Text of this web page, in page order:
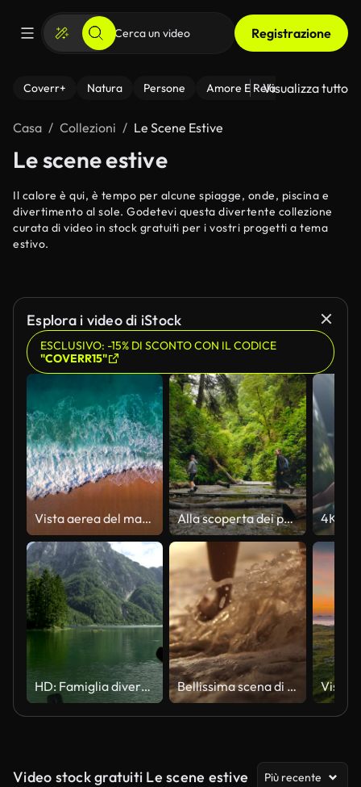
Registrazione
Coverr+ Natura Persone Amore E Relazioni Il
Visualizza tutto
Casa Collezioni Le Scene Estive
Le scene estive
Il calore è qui, è tempo per alcune spiagge, onde, piscina e
divertimento al sole. Godetevi questa divertente collezione
curata di video in stock gratuiti per i vostri progetti a tema
estivo.
Esplora i video di iStock
ESCLUSIVO: -15% DI SCONTO CON IL CODICE
"COVERR15"
Vista aerea del mare turchese limpido e delle onde Alla scoperta dei percorsi naturalistici Una mamma e i bambini nel bosco.
HD: Famiglia divertendosi in kayak sul lago Bellissima scena di una bassa sezione di donna che cammina sulla spiaggia dell'oceano al tramonto
Video stock gratuiti Le scene estive Più recente